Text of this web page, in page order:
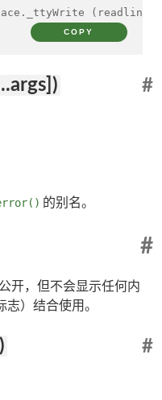
COPY
#
的别名。
#
开，但不会显示任何内
志）结合使用。
#